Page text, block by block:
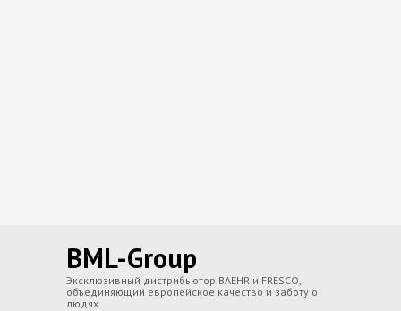
BML-Group
Эксклюзивный дистрибьютор BAEHR и FRESCO,
объединяющий европейское качество и заботу о
людях